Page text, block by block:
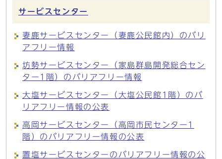
サービスセンター
妻鹿サービスセンター（妻鹿公民館内）のバリ
アフリー情報
坊勢サービスセンター（家島群島開発総合セン
ター1階）のバリアフリー情報
大塩サービスセンター（大塩公民館1階）のバ
リアフリー情報の公表
高岡サービスセンター（高岡市民センター1
階）のバリアフリー情報の公表
置塩サービスセンターのバリアフリー情報の公